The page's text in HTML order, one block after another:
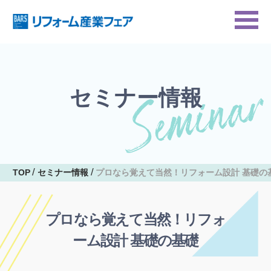
セミナー情報
TOP セミナー情報 プロなら覚えて当然！リフォーム設計 基礎の
プロなら覚えて当然！リフォ
ーム設計 基礎の基礎